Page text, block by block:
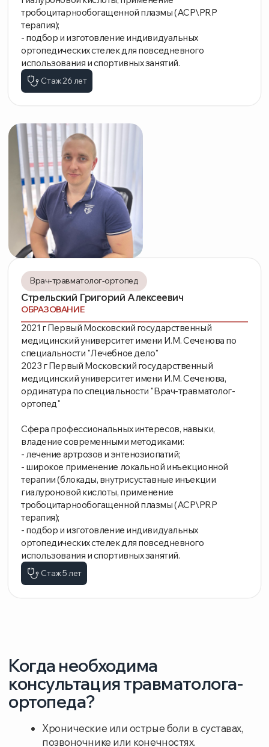
специальности "Лечебное дело"
2023 г Первый Московский государственный
медицинский университет имени И.М. Сеченова,
ординатура по специальности "Врач-травматолог-
ортопед"
Сфера профессиональных интересов, навыки,
владение современными методиками:
- лечение артрозов и энтенозиопатий;
- широкое применение локальной инъекционной
терапии (блокады, внутрисуставные инъекции
- подбор и изготовление индивидуальных
ортопедических стелек для повседневного
использования и спортивных занятий.
Стаж 5 лет
Когда необходима
консультация травматолога-
ортопеда?
Хронические или острые боли в суставах,
позвоночнике или конечностях.
Ограничение подвижности суставов.
Отёки и покраснения в области суставов.
Деформация конечностей или наличие
кривизны позвоночника.
Нарушение осанки.
Хруст или щелканье в суставах при
движении.
Вам не придется терять время на поездки по
диагностическим центрам и неделями ждать
очереди на снимки. Наш медицинский центр в
Дзержинском оборудован современным аппаратом
УЗИ экспертного класса для комплексного
Основные заболевания, которые лечит врач-
ортопед:
Артрит и артроз
Остеохондроз и межпозвоночные грыжи.
Подагра.
Врожденные аномалии развития костной
системы.
Травмы костей, суставов и позвоночника.
Плоскостопие и искривления стопы.
Когда детям необходимо пройти обследование
у ортопеда?
Первичный осмотр у ортопеда рекомендуется
проходить еще в роддоме для выявления
возможных врожденных заболеваний.
формирования суставов.
В 1 год, когда ребёнок начинает ходить, чтобы
убедиться в отсутствии нарушений
в развитии опорно-двигательного аппарата.
Далее регулярные профилактические
осмотры раз в год, особенно при наличии
проблемам.